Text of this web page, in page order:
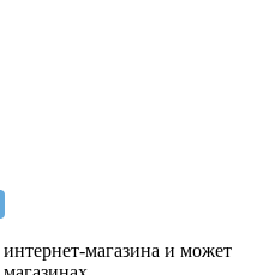
магазина и может